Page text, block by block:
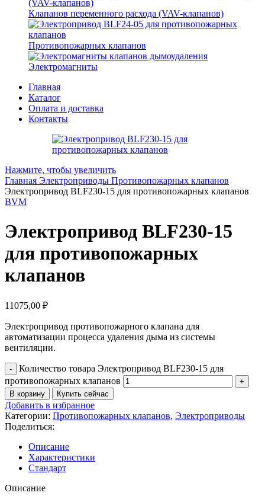
Клапанов переменного расхода (VAV-клапанов)
Противопожарных клапанов
Электромагниты
Главная
Каталог
Оплата и доставка
Контакты
Нажмите, чтобы увеличить
Главная Электроприводы Противопожарных клапанов
Электропривод BLF230-15 для противопожарных клапанов
BVM
Электропривод BLF230-15
для противопожарных
клапанов
11075,00 ₽
Электропривод противопожарного клапана для
автоматизации процесса удаления дыма из системы
вентиляции.
Количество товара Электропривод BLF230-15 для
противопожарных клапанов
В корзину Купить сейчас
Добавить в избранное
Категории: Противопожарных клапанов, Электроприводы
Поделиться:
Описание
Характеристики
Стандарт
Описание